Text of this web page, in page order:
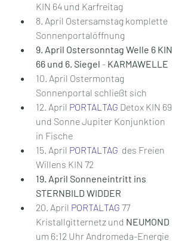
KIN 64 und Karfreitag
8. April Ostersamstag komplette
Sonnenportalöffnung
9. April Ostersonntag Welle 6 KIN
66 und 6. Siegel - KARMAWELLE
10. April Ostermontag
Sonnenportal schließt sich
12. April PORTALTAG Detox KIN 69
und Sonne Jupiter Konjunktion
in Fische
15. April PORTALTAG
  des Freien
Willens KIN 72
19. April Sonneneintritt ins
STERNBILD WIDDER
20. April PORTALTAG 77
Kristallgitternetz und NEUMOND
um 6:12 Uhr Andromeda-Energie